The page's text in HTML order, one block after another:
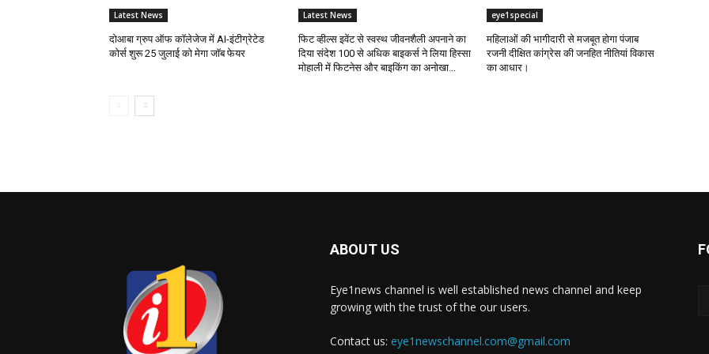
Latest News
दोआबा ग्रुप ऑफ कॉलेजेज में AI-इंटीग्रेटेड
कोर्स शुरू 25 जुलाई को मेगा जॉब फेयर
Latest News
फिट व्हील्स इवेंट से स्वस्थ जीवनशैली अपनाने का
दिया संदेश 100 से अधिक बाइकर्स ने लिया हिस्सा
मोहाली में फिटनेस और बाइकिंग का अनोखा...
eye1special
महिलाओं की भागीदारी से मजबूत होगा पंजाब
रजनी दीक्षित कांग्रेस की जनहित नीतियां विकास
का आधार।
ABOUT US
Eye1news channel is well established news channel and keep
growing with the trust of the our users.
Contact us: eye1newschannel.com@gmail.com